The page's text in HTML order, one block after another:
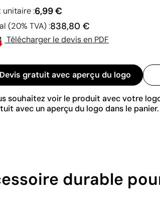
unitaire :6,99 €
(20% TVA) :838,80 €
Télécharger le devis en PDF
Devis gratuit avec aperçu du logo
souhaitez voir le produit avec votre
avec un aperçu du logo dans le panier.
durable